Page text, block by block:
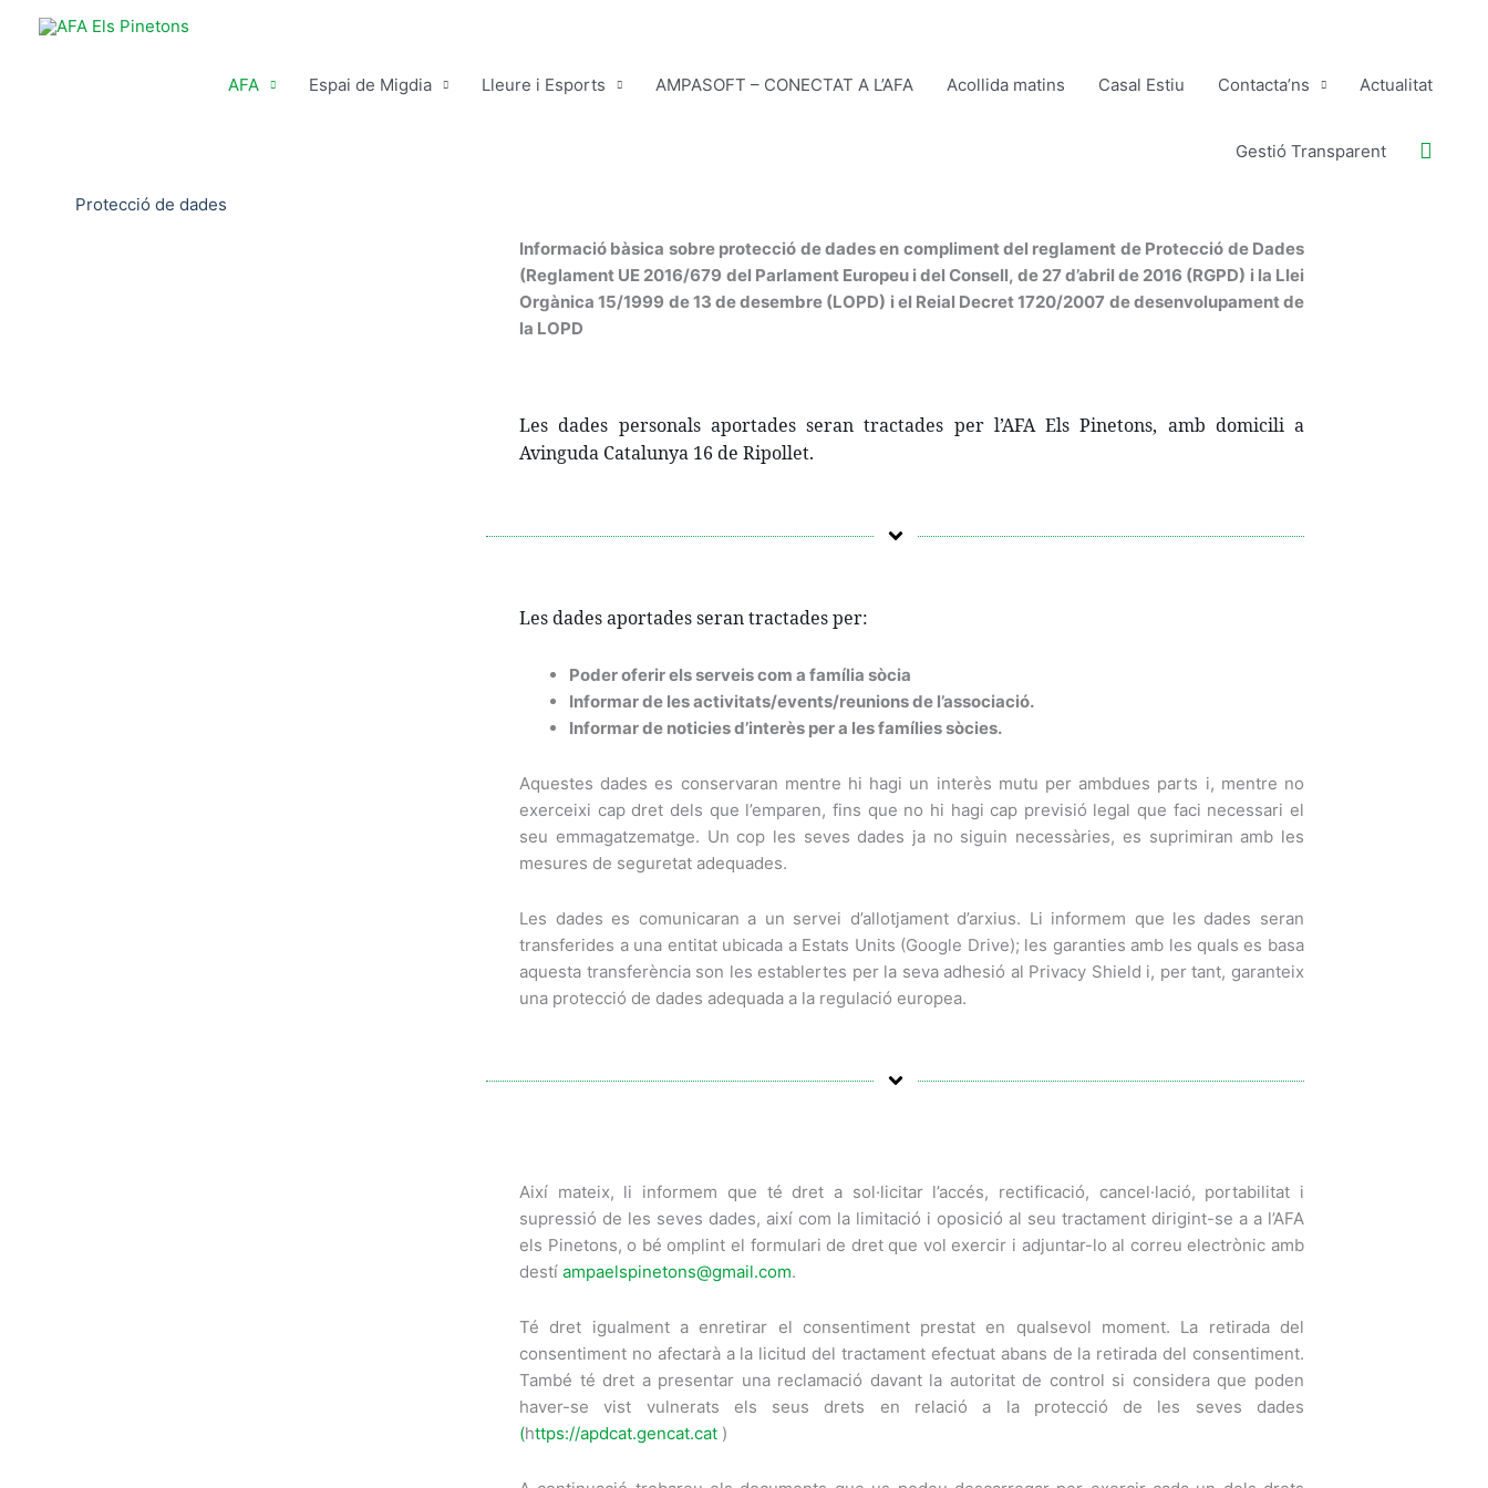
AFA
Espai de Migdia Lleure i Esports AMPASOFT – CONECTAT A L’AFA Acollida matins Casal Estiu Contacta’ns Actualitat
Gestió Transparent Buscar
Protecció de dades
Informació bàsica sobre protecció de dades en compliment del reglament de Protecció de Dades
(Reglament UE 2016/679 del Parlament Europeu i del Consell, de 27 d’abril de 2016 (RGPD) i la Llei
Orgànica 15/1999 de 13 de desembre (LOPD) i el Reial Decret 1720/2007 de desenvolupament de
la LOPD
Les dades personals aportades seran tractades per l’AFA Els Pinetons, amb domicili a
Avinguda Catalunya 16 de Ripollet.
Les dades aportades seran tractades per:
Poder oferir els serveis com a família sòcia
Informar de les activitats/events/reunions de l’associació.
Informar de noticies d’interès per a les famílies sòcies.
Aquestes dades es conservaran mentre hi hagi un interès mutu per ambdues parts i, mentre no
exerceixi cap dret dels que l’emparen, fins que no hi hagi cap previsió legal que faci necessari el
seu emmagatzematge. Un cop les seves dades ja no siguin necessàries, es suprimiran amb les
mesures de seguretat adequades.
Les dades es comunicaran a un servei d’allotjament d’arxius. Li informem que les dades seran
transferides a una entitat ubicada a Estats Units (Google Drive); les garanties amb les quals es basa
aquesta transferència son les establertes per la seva adhesió al Privacy Shield i, per tant, garanteix
una protecció de dades adequada a la regulació europea.
Així mateix, li informem que té dret a sol·licitar l’accés, rectificació, cancel·lació, portabilitat i
supressió de les seves dades, així com la limitació i oposició al seu tractament dirigint-se a a l’AFA
els Pinetons, o bé omplint el formulari de dret que vol exercir i adjuntar-lo al correu electrònic amb
destíampaelspinetons@gmail.com.
Té dret igualment a enretirar el consentiment prestat en qualsevol moment. La retirada del
consentiment no afectarà a la licitud del tractament efectuat abans de la retirada del consentiment.
També té dret a presentar una reclamació davant la autoritat de control si considera que poden
haver-se vist vulnerats els seus drets en relació a la protecció de les seves dades
(https://apdcat.gencat.cat )